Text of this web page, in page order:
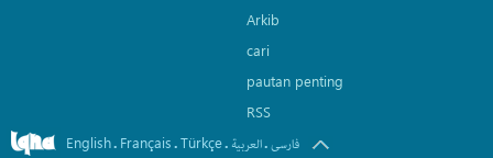
Arkib
cari
pautan penting
RSS
English. Français.Türkçe. العربیة.فارسی